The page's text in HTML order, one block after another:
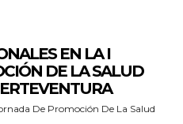
EN LA I
DE LA SALUD
De Promoción De La Salud